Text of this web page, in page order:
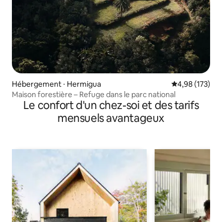
Hébergement ⋅ Hermigua Évaluation
4,98 (173)
Maison forestière – Refuge dans le parc national
Le confort d'un chez-soi et des tarifs
mensuels avantageux